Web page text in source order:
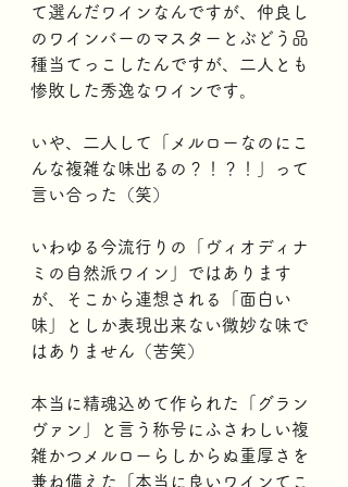
て選んだワインなんですが、仲良し
のワインバーのマスターとぶどう品
種当てっこしたんですが、二人とも
惨敗した秀逸なワインです。
いや、二人して「メルローなのにこ
んな複雑な味出るの？！？！」って
言い合った（笑）
いわゆる今流行りの「ヴィオディナ
ミの自然派ワイン」ではあります
が、そこから連想される「面白い
味」としか表現出来ない微妙な味で
はありません（苦笑）
本当に精魂込めて作られた「グラン
ヴァン」と言う称号にふさわしい複
雑かつメルローらしからぬ重厚さを
兼ね備えた「本当に良いワインてこ